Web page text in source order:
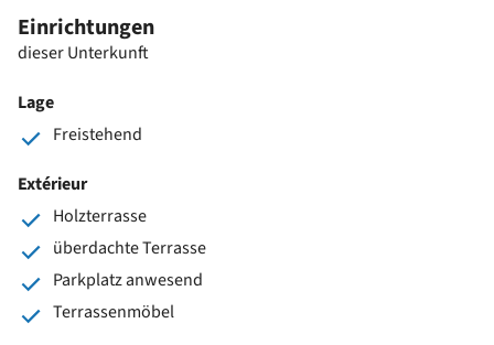
Einrichtungen
dieser Unterkunft
Lage
Freistehend
Extérieur
Holzterrasse
überdachte Terrasse
Parkplatz anwesend
Terrassenmöbel